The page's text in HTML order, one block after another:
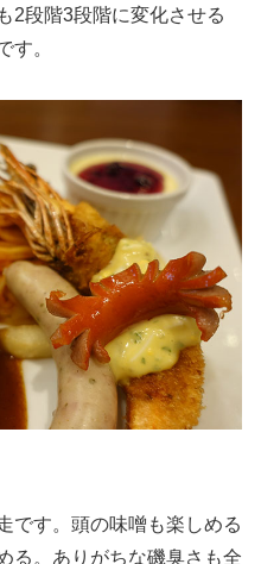
2段階3段階に変化させる
す。
です。頭の味噌も楽しめる
る。ありがちな磯臭さも全